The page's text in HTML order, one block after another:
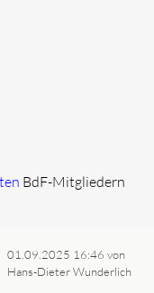
BdF-Mitgliedern
01.09.2025 16:46 von
Hans-Dieter Wunderlich